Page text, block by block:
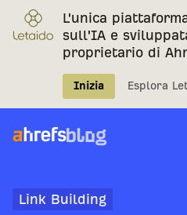
L'unica
sull'IA e
proprietario di
Inizia Esplora
Link Building